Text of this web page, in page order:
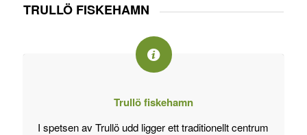
TRULLÖ FISKEHAMN
Trullö fiskehamn
I spetsen av Trullö udd ligger ett traditionellt centrum